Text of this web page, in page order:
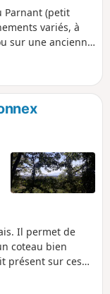
Parnant (petit
variés, à
sur une ancienne
Il permet de
coteau bien
présent sur ces